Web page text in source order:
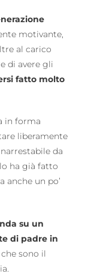
motivante,
al carico
di avere gli
fatto molto
in forma
liberamente
da
ha già fatto
anche un po’
su un
di padre in
sono il